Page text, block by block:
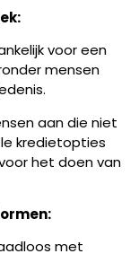
voor een
mensen
aan die niet
kredietopties
het doen van
met